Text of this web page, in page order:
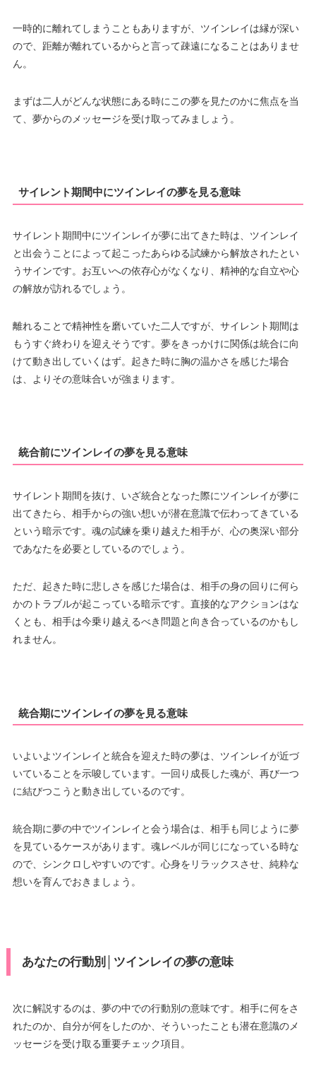
一時的に離れてしまうこともありますが、ツインレイは縁が深い
ので、距離が離れているからと言って疎遠になることはありませ
ん。
まずは二人がどんな状態にある時にこの夢を見たのかに焦点を当
て、夢からのメッセージを受け取ってみましょう。
サイレント期間中にツインレイの夢を見る意味
サイレント期間中にツインレイが夢に出てきた時は、ツインレイ
と出会うことによって起こったあらゆる試練から解放されたとい
うサインです。お互いへの依存心がなくなり、精神的な自立や心
の解放が訪れるでしょう。
離れることで精神性を磨いていた二人ですが、サイレント期間は
もうすぐ終わりを迎えそうです。夢をきっかけに関係は統合に向
けて動き出していくはず。起きた時に胸の温かさを感じた場合
は、よりその意味合いが強まります。
統合前にツインレイの夢を見る意味
サイレント期間を抜け、いざ統合となった際にツインレイが夢に
出てきたら、相手からの強い想いが潜在意識で伝わってきている
という暗示です。魂の試練を乗り越えた相手が、心の奥深い部分
であなたを必要としているのでしょう。
ただ、起きた時に悲しさを感じた場合は、相手の身の回りに何ら
かのトラブルが起こっている暗示です。直接的なアクションはな
くとも、相手は今乗り越えるべき問題と向き合っているのかもし
れません。
統合期にツインレイの夢を見る意味
いよいよツインレイと統合を迎えた時の夢は、ツインレイが近づ
いていることを示唆しています。一回り成長した魂が、再び一つ
に結びつこうと動き出しているのです。
統合期に夢の中でツインレイと会う場合は、相手も同じように夢
を見ているケースがあります。魂レベルが同じになっている時な
ので、シンクロしやすいのです。心身をリラックスさせ、純粋な
想いを育んでおきましょう。
あなたの行動別│ツインレイの夢の意味
次に解説するのは、夢の中での行動別の意味です。相手に何をさ
れたのか、自分が何をしたのか、そういったことも潜在意識のメ
ッセージを受け取る重要チェック項目。